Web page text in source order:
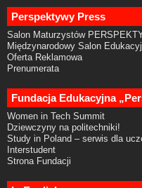
Perspektywy Press
Salon Maturzystów
Międzynarodowy Salon
Oferta Reklamowa
Prenumerata
Fundacja Edukacyjna
Women in Tech Summit
Dziewczyny na politechniki!
Study in Poland – serwis dla
Interstudent
Strona Fundacji